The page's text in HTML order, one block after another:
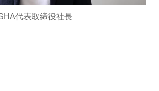
代表取締役社長